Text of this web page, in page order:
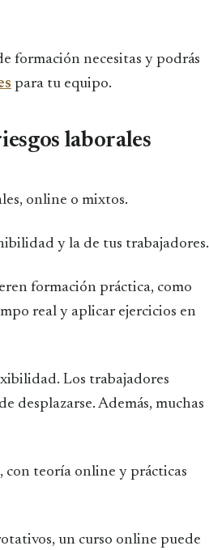
formación necesitas y podrás
para tu equipo.
laborales
online o mixtos.
y la de tus trabajadores.
formación práctica, como
real y aplicar ejercicios en
Los trabajadores
desplazarse. Además, muchas
con teoría online y prácticas
un curso online puede